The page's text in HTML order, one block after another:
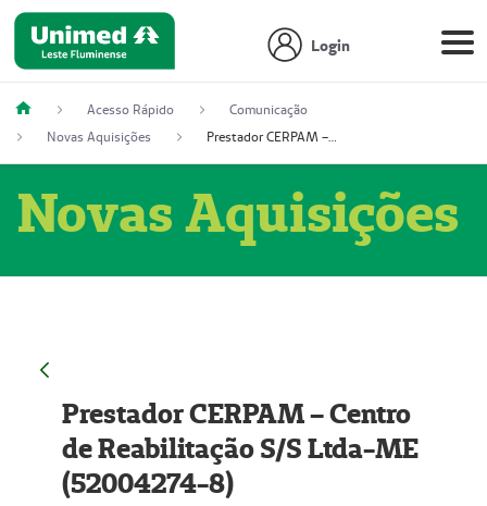
Login
Acesso Rápido
Comunicação
Novas Aquisições
Prestador CERPAM – Centro de Reabilitação S/S Ltda-ME (52004274-8)
Novas Aquisições
Prestador CERPAM – Centro
de Reabilitação S/S Ltda-ME
(52004274-8)